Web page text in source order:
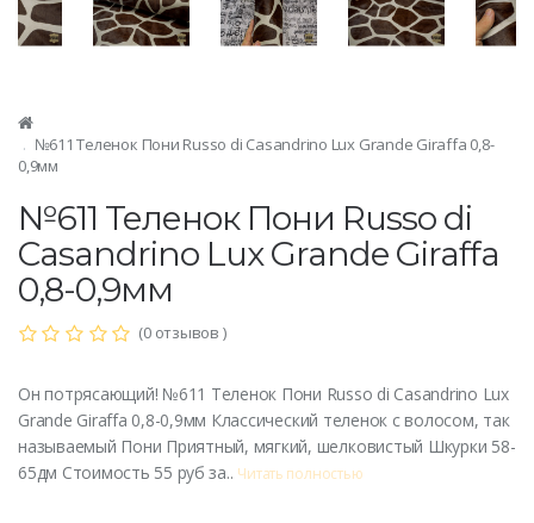
№611 Теленок Пони Russo di Casandrino Lux Grande Giraffa 0,8-
0,9мм
№611 Теленок Пони Russo di
Casandrino Lux Grande Giraffa
0,8-0,9мм
(0 отзывов )
Он потрясающий! №611 Теленок Пони Russo di Casandrino Lux
Grande Giraffa 0,8-0,9мм Классический теленок с волосом, так
называемый Пони Приятный, мягкий, шелковистый Шкурки 58-
65дм Стоимость 55 руб за.. Читать полностью